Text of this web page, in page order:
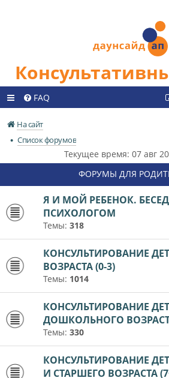
FAQ
На сайт
Список форумов
Текущее время: 07 авг
ФОРУМЫ ДЛЯ
Я И МОЙ РЕБЕНОК.
ПСИХОЛОГОМ
Темы: 318
КОНСУЛЬТИРОВАНИЕ
ВОЗРАСТА (0-3)
Темы: 1014
КОНСУЛЬТИРОВАНИЕ
ДОШКОЛЬНОГО
Темы: 330
КОНСУЛЬТИРОВАНИЕ
И СТАРШЕГО ВОЗРАСТА